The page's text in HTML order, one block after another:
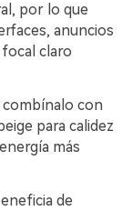
por lo que
anuncios
claro
combínalo con
para calidez
más
de